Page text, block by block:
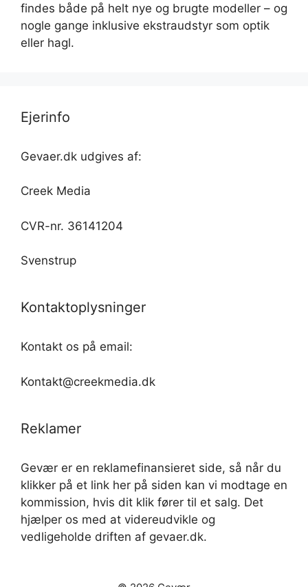
findes både på helt nye og brugte modeller – og
nogle gange inklusive ekstraudstyr som optik
eller hagl.
Ejerinfo
Gevaer.dk udgives af:
Creek Media
CVR-nr. 36141204
Svenstrup
Kontaktoplysninger
Kontakt os på email:
Kontakt@creekmedia.dk
Reklamer
Gevær er en reklamefinansieret side, så når du
klikker på et link her på siden kan vi modtage en
kommission, hvis dit klik fører til et salg. Det
hjælper os med at videreudvikle og
vedligeholde driften af gevaer.dk.